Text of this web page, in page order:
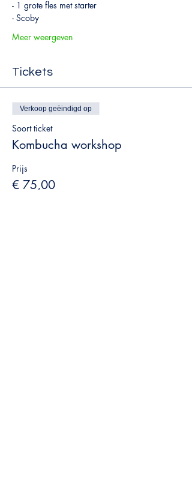
- 1 grote fles met starter
- Scoby
Meer weergeven
Tickets
Verkoop geëindigd op
Soort ticket
Kombucha workshop
Prijs
€ 75,00